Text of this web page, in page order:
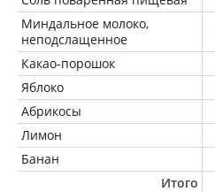
Миндальное молоко,
неподслащенное
Какао-порошок
Яблоко
Абрикосы
Лимон
Банан
Итого